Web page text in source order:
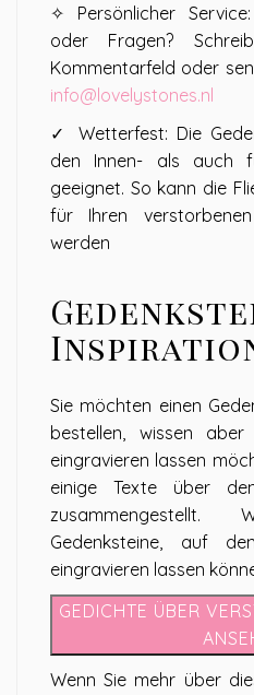
✧ Persönlicher
oder Fragen?
Kommentarfeld oder
info@lovelystones.nl
✓ Wetterfest: Die
den Innen- als auch
geeignet. So kann die
für Ihren
werden
Sie möchten einen
bestellen, wissen
eingravieren lassen
einige Texte über
Gedenksteine, auf
eingravieren lassen
GEDICHTE ÜBER
Wenn Sie mehr über